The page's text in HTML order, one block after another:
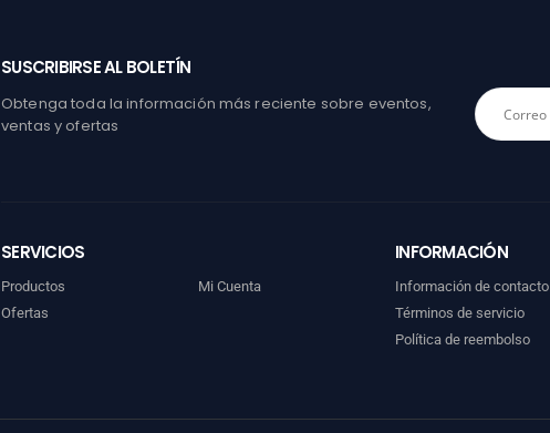
SUSCRIBIRSE AL BOLETÍN
Obtenga toda la información más reciente sobre eventos,
ventas y ofertas
SERVICIOS
Productos
Ofertas
Mi Cuenta
INFORMACIÓN
Información de contacto
Términos de servicio
Política de reembolso